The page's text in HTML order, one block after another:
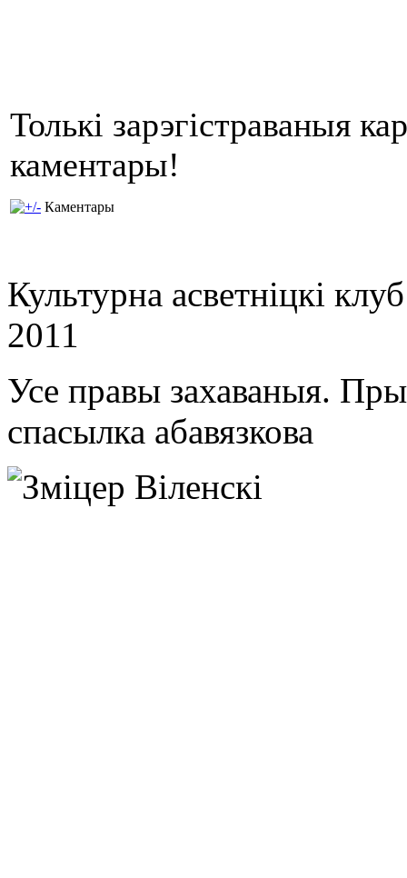
Толькі зарэгістраваныя
каментары!
Каментары
Культурна асветнiцкi
2011
Усе правы захаваныя.
спасылка абавязкова